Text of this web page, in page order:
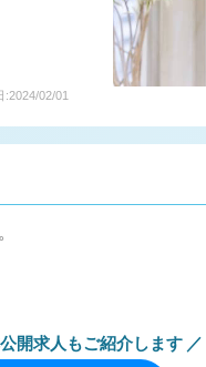
:2024/02/01
開求人もご紹介します